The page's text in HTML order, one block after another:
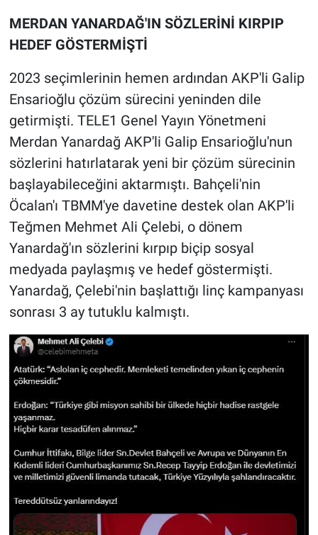
MERDAN YANARDAĞ'IN SÖZLERİNİ KIRPIP
HEDEF GÖSTERMİŞTİ
2023 seçimlerinin hemen ardından AKP'li Galip
Ensarioğlu çözüm sürecini yeninden dile
getirmişti. TELE1 Genel Yayın Yönetmeni
Merdan Yanardağ AKP'li Galip Ensarioğlu'nun
sözlerini hatırlatarak yeni bir çözüm sürecinin
başlayabileceğini aktarmıştı. Bahçeli'nin
Öcalan'ı TBMM'ye davetine destek olan AKP'li
Teğmen Mehmet Ali Çelebi, o dönem
Yanardağ'ın sözlerini kırpıp biçip sosyal
medyada paylaşmış ve hedef göstermişti.
Yanardağ, Çelebi'nin başlattığı linç kampanyası
sonrası 3 ay tutuklu kalmıştı.
Programlar
Spor
Teknoloji
Türkiye'nin Geleceği
Türkiye'nin Gündemi
Yerel Yaşam
Canlı Yayın